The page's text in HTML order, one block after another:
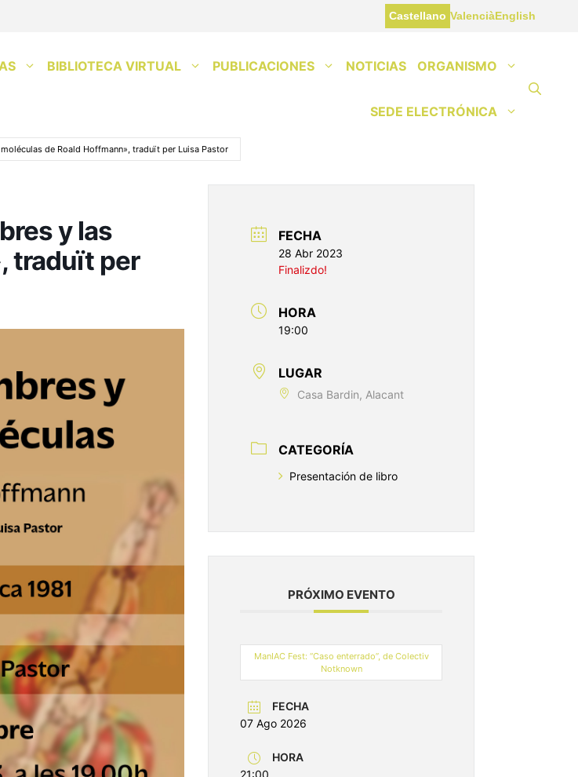
Castellano ValenciàEnglish
BIBLIOTECA VIRTUAL PUBLICACIONES NOTICIAS ORGANISMO
SEDE ELECTRÓNICA
de Roald Hoffmann», traduït per Luisa Pastor
y las
traduït per
FECHA
28 Abr 2023
Finalizdo!
HORA
19:00
LUGAR
Casa Bardin, Alacant
CATEGORÍA
Presentación de libro
PRÓXIMO EVENTO
ManIAC Fest: “Caso enterrado”, de Colectiv
Notknown
FECHA
07 Ago 2026
HORA